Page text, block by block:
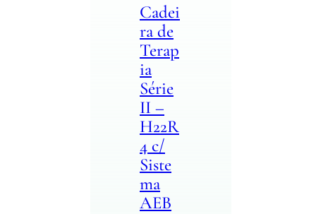
Cadei
ra de
Terap
ia
Série
II –
H22R
4 c/
Siste
ma
AEB